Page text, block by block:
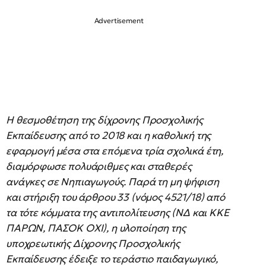
Η θεσμοθέτηση της δίχρονης Προσχολικής
Εκπαίδευσης από το 2018 και η καθολική της
εφαρμογή μέσα στα επόμενα τρία σχολικά έτη,
διαμόρφωσε πολυάριθμες και σταθερές
ανάγκες σε Νηπιαγωγούς. Παρά τη μη ψήφιση
και στήριξη του άρθρου 33 (νόμος 4521/18) από
τα τότε κόμματα της αντιπολίτευσης (ΝΔ και ΚΚΕ
ΠΑΡΩΝ, ΠΑΣΟΚ ΟΧΙ), η υλοποίηση της
υποχρεωτικής Δίχρονης Προσχολικής
Εκπαίδευσης έδειξε το τεράστιο παιδαγωγικό,